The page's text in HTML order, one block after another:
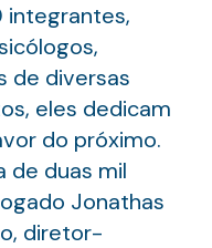
integrantes,
de diversas
eles dedicam
do próximo.
de duas mil
Jonathas
diretor-